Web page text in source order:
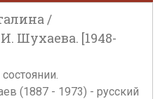
/
Шухаева. [1948-
(1887 - 1973) - русский